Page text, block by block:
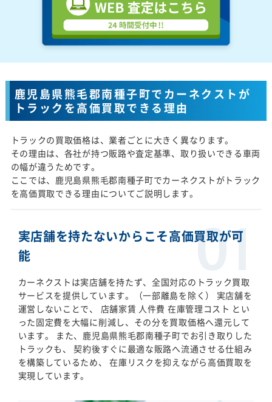
鹿児島県熊毛郡南種子町でカーネクストが
トラックを高価買取できる理由
トラックの買取価格は、業者ごとに大きく異なります。
その理由は、各社が持つ販路や査定基準、取り扱いできる車両
の幅が違うためです。
ここでは、鹿児島県熊毛郡南種子町でカーネクストがトラック
を高価買取できる理由についてご説明します。
実店舗を持たないからこそ高価買取が可
能
カーネクストは実店舗を持たず、全国対応のトラック買取
サービスを提供しています。（一部離島を除く） 実店舗を
運営しないことで、 店舗家賃 人件費 在庫管理コスト とい
った固定費を大幅に削減し、その分を買取価格へ還元して
います。 また、鹿児島県熊毛郡南種子町でお引き取りした
トラックも、 契約後すぐに最適な販路へ流通させる仕組み
を構築しているため、 在庫リスクを抑えながら高価買取を
実現しています。